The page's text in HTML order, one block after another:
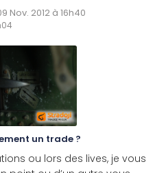
Nov. 2012 à 16h40
un trade ?
ou lors des lives, je vous